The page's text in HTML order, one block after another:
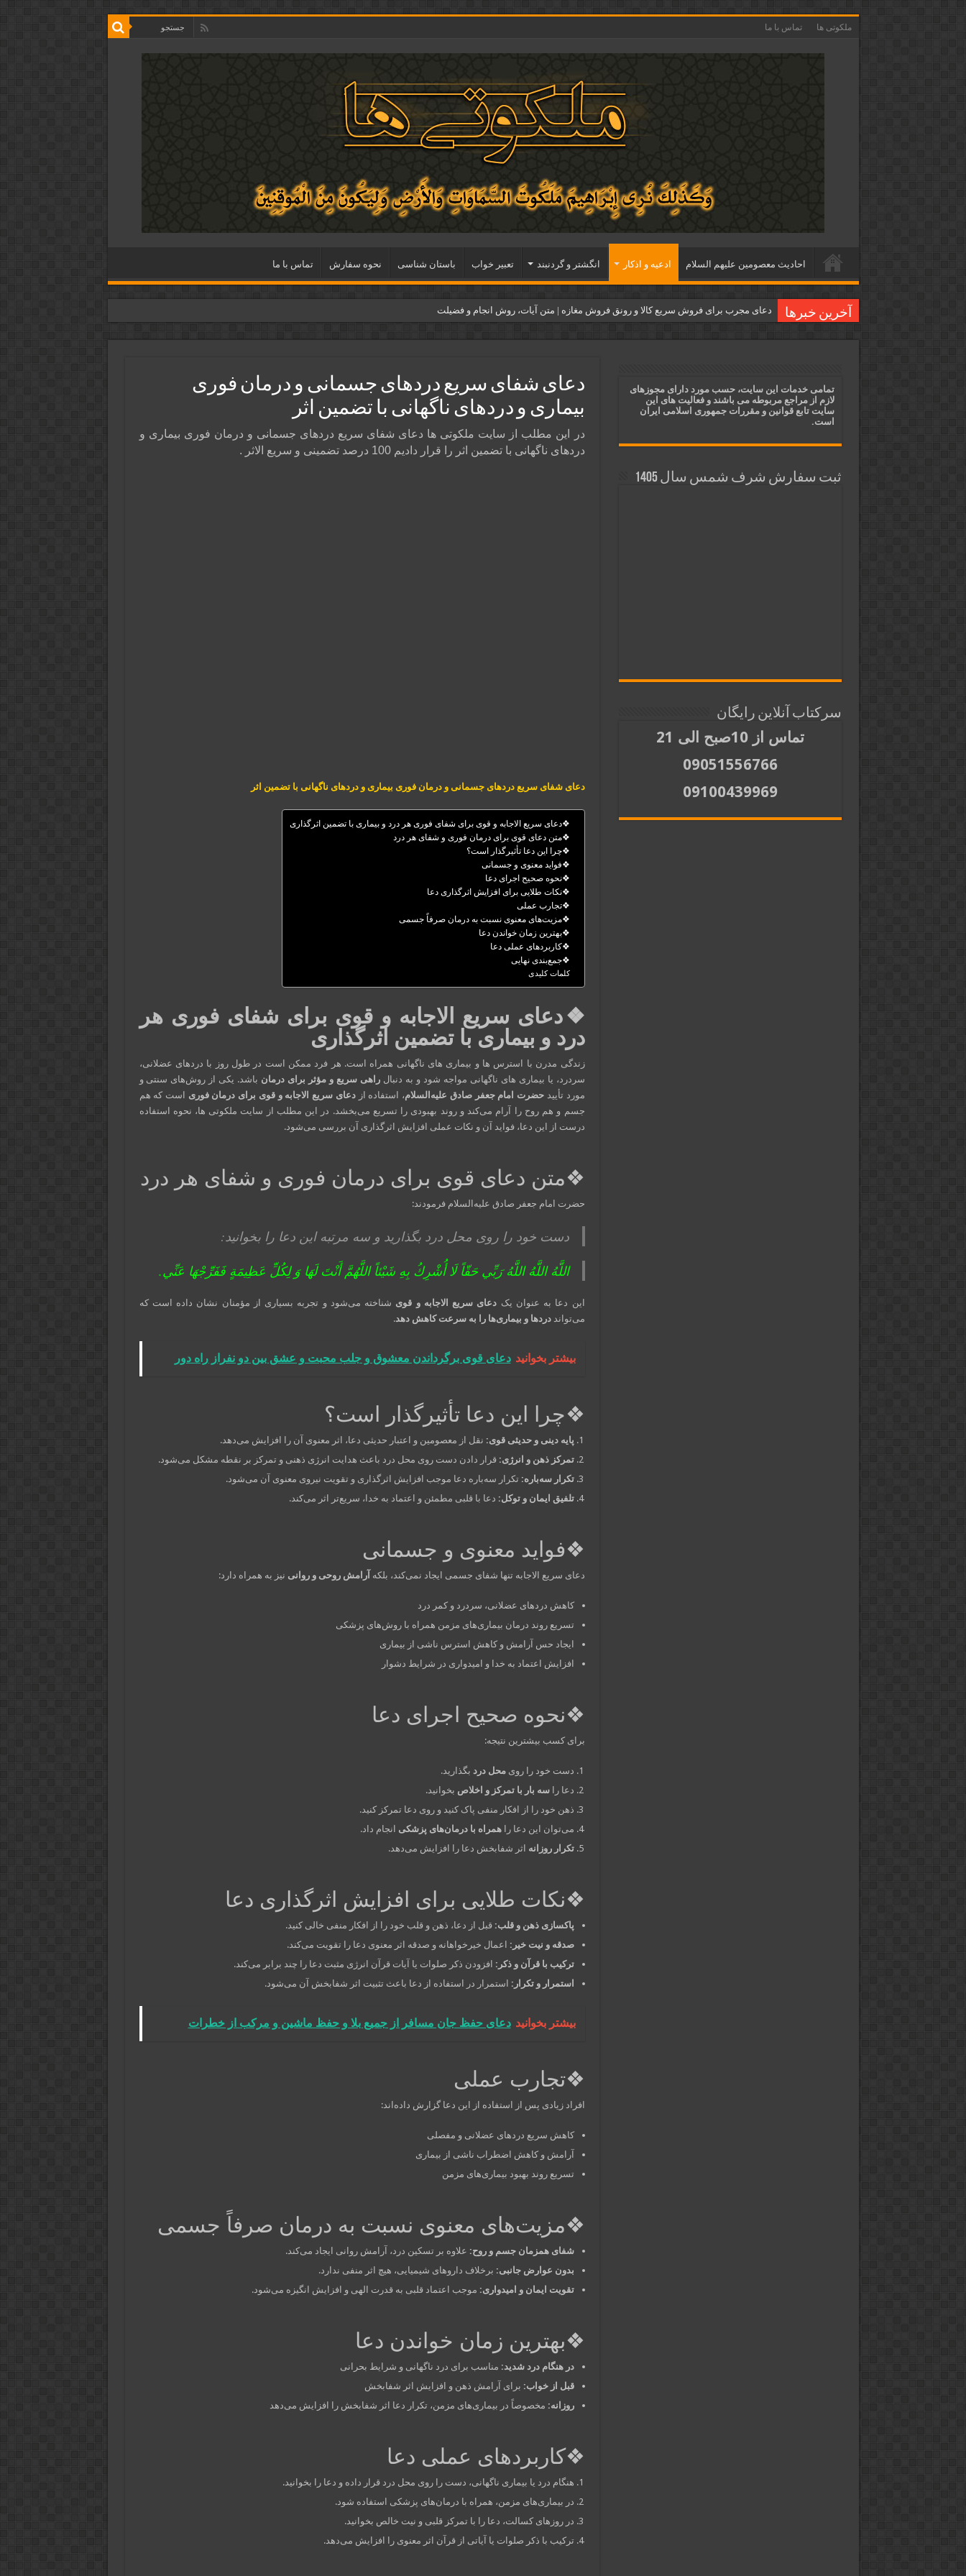
ملکوتی ها تماس با ما
احاديث معصومين عليهم السلام ادعيه و اذكار انگشتر و گردنبند تعبیر خواب باستان شناسی نحوه سفارش تماس با ما
آخرین خبرها دعای مجرب برای فروش سریع کالا و رونق فروش مغازه | متن آیات، روش انجام و فضیلت
آیات قرآنی برای استجابت دعا و آسان شدن کارها و برآورده شدن حاجت
قویترین ذکر استجابت دعا و حاجت روایی | ذکر اسماء الحسنی برآورده شدن حاجت
دعای شفای سریع دردهای جسمانی و درمان فوری
بیماری‌ و دردهای ناگهانی با تضمین اثر
در این مطلب از سایت ملکوتی ها دعای شفای سریع دردهای جسمانی و درمان فوری بیماری‌ و
دردهای ناگهانی با تضمین اثر را قرار دادیم 100 درصد تضمینی و سریع الاثر .
دعای شفای سریع دردهای جسمانی و درمان فوری بیماری‌ و دردهای ناگهانی با تضمین اثر
❖دعای سریع الاجابه و قوی برای شفای فوری هر درد و بیماری با تضمین اثرگذاری
❖متن دعای قوی برای درمان فوری و شفای هر درد
❖چرا این دعا تأثیرگذار است؟
❖فواید معنوی و جسمانی
❖نحوه صحیح اجرای دعا
❖نکات طلایی برای افزایش اثرگذاری دعا
❖تجارب عملی
❖مزیت‌های معنوی نسبت به درمان صرفاً جسمی
❖بهترین زمان خواندن دعا
❖کاربردهای عملی دعا
❖جمع‌بندی نهایی
کلمات کلیدی
❖دعای سریع الاجابه و قوی برای شفای فوری هر
درد و بیماری با تضمین اثرگذاری
زندگی مدرن با استرس‌ ها و بیماری‌ های ناگهانی همراه است. هر فرد ممکن است در طول روز با دردهای عضلانی،
سردرد، یا بیماری‌ های ناگهانی مواجه شود و به دنبالراهی سریع و مؤثر برای درمان باشد. یکی از روش‌های سنتی و
مورد تأیید حضرت امام جعفر صادق علیه‌السلام، استفاده ازدعای سریع الاجابه و قوی برای درمان فوری است که هم
جسم و هم روح را آرام می‌کند و روند بهبودی را تسریع می‌بخشد. در این مطلب از سایت ملکوتی ها، نحوه استفاده
درست از این دعا، فواید آن و نکات عملی افزایش اثرگذاری آن بررسی می‌شود.
❖متن دعای قوی برای درمان فوری و شفای هر درد
حضرت امام جعفر صادق علیه‌السلام فرمودند:
دست خود را روی محل درد بگذارید و سه مرتبه این دعا را بخوانید:
اللَّهُ اللَّهُ اللَّهُ رَبِّي حَقّاً لَا أُشْرِكُ بِهِ شَيْئاً اللَّهُمَّ أَنْتَ لَهَا وَ لِكُلِّ عَظِيمَةٍ فَفَرِّجْهَا عَنِّي.
این دعا به عنوان یک دعای سریع الاجابه و قوی شناخته می‌شود و تجربه بسیاری از مؤمنان نشان داده است که
می‌توانددردها و بیماری‌ها را به سرعت کاهش دهد.
بیشتر بخوانید دعای قوی برگرداندن معشوق و جلب محبت و عشق بین دو نفراز راه دور
❖چرا این دعا تأثیرگذار است؟
پایه دینی و حدیثی قوی: نقل از معصومین و اعتبار حدیثی دعا، اثر معنوی آن را افزایش می‌دهد.
تمرکز ذهن و انرژی: قرار دادن دست روی محل درد باعث هدایت انرژی ذهنی و تمرکز بر نقطه مشکل می‌شود.
تکرار سه‌باره: تکرار سه‌باره دعا موجب افزایش اثرگذاری و تقویت نیروی معنوی آن می‌شود.
تلفیق ایمان و توکل: دعا با قلبی مطمئن و اعتماد به خدا، سریع‌تر اثر می‌کند.
❖فواید معنوی و جسمانی
دعای سریع الاجابه تنها شفای جسمی ایجاد نمی‌کند، بلکه آرامش روحی و روانی نیز به همراه دارد:
کاهش دردهای عضلانی، سردرد و کمر درد
تسریع روند درمان بیماری‌های مزمن همراه با روش‌های پزشکی
ایجاد حس آرامش و کاهش استرس ناشی از بیماری
افزایش اعتماد به خدا و امیدواری در شرایط دشوار
❖نحوه صحیح اجرای دعا
برای کسب بیشترین نتیجه:
دست خود را رویمحل درد بگذارید.
دعا راسه بار با تمرکز و اخلاص بخوانید.
ذهن خود را از افکار منفی پاک کنید و روی دعا تمرکز کنید.
می‌توان این دعا راهمراه با درمان‌های پزشکی انجام داد.
تکرار روزانه اثر شفابخش دعا را افزایش می‌دهد.
❖نکات طلایی برای افزایش اثرگذاری دعا
پاکسازی ذهن و قلب: قبل از دعا، ذهن و قلب خود را از افکار منفی خالی کنید.
صدقه و نیت خیر: اعمال خیرخواهانه و صدقه اثر معنوی دعا را تقویت می‌کند.
ترکیب با قرآن و ذکر: افزودن ذکر صلوات یا آیات قرآن انرژی مثبت دعا را چند برابر می‌کند.
استمرار و تکرار: استمرار در استفاده از دعا باعث تثبیت اثر شفابخش آن می‌شود.
بیشتر بخوانید دعای حفظ جان مسافر از جمیع بلا و حفظ ماشین و مرکب از خطرات
❖تجارب عملی
افراد زیادی پس از استفاده از این دعا گزارش داده‌اند:
کاهش سریع دردهای عضلانی و مفصلی
آرامش و کاهش اضطراب ناشی از بیماری
تسریع روند بهبود بیماری‌های مزمن
❖مزیت‌های معنوی نسبت به درمان صرفاً جسمی
شفای همزمان جسم و روح: علاوه بر تسکین درد، آرامش روانی ایجاد می‌کند.
بدون عوارض جانبی: برخلاف داروهای شیمیایی، هیچ اثر منفی ندارد.
تقویت ایمان و امیدواری: موجب اعتماد قلبی به قدرت الهی و افزایش انگیزه می‌شود.
❖بهترین زمان خواندن دعا
در هنگام درد شدید: مناسب برای درد ناگهانی و شرایط بحرانی
قبل از خواب: برای آرامش ذهن و افزایش اثر شفابخش
روزانه: مخصوصاً در بیماری‌های مزمن، تکرار دعا اثر شفابخش را افزایش می‌دهد
❖کاربردهای عملی دعا
هنگام درد یا بیماری ناگهانی، دست را روی محل درد قرار داده و دعا را بخوانید.
در بیماری‌های مزمن، همراه با درمان‌های پزشکی استفاده شود.
در روزهای کسالت، دعا را با تمرکز قلبی و نیت خالص بخوانید.
ترکیب با ذکر صلوات یا آیاتی از قرآن اثر معنوی را افزایش می‌دهد.
تمامی خدمات این سایت، حسب مورد دارای مجوزهای
لازم از مراجع مربوطه می باشند و فعالیت های این
سایت تابع قوانین و مقررات جمهوری اسلامی ایران
است.
ثبت سفارش شرف شمس سال 1405
سرکتاب آنلاین رایگان
تماس از 10صبح الی 21
09051556766
09100439969